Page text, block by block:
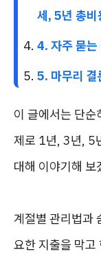
세, 5년 총비
4. 자주 묻는
5. 마무리 결
이 글에서는 단순
제로 1년, 3년, 5
대해 이야기해 보
계절별 관리법과
요한 지출을 막고